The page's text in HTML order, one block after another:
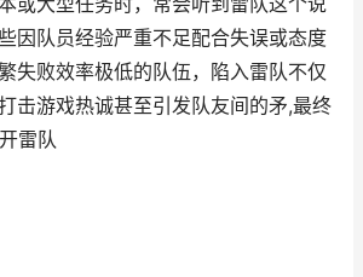
因队员经验严重不足配合失误或态度
失败效率极低的队伍，陷入雷队不仅
击游戏热诚甚至引发队友间的矛,最终
雷队